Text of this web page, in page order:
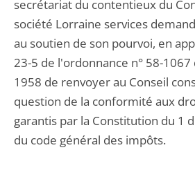
secrétariat du contentieux du
société Lorraine services
au soutien de son pourvoi, en
23-5 de l'ordonnance n° 58-
1958 de renvoyer au Conseil
question de la conformité aux
garantis par la Constitution du 1
du code général des impôts.